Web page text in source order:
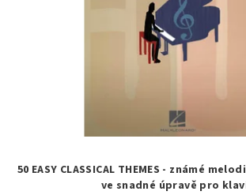
50 EASY CLASSICAL THEMES - známé
ve snadné úpravě pro